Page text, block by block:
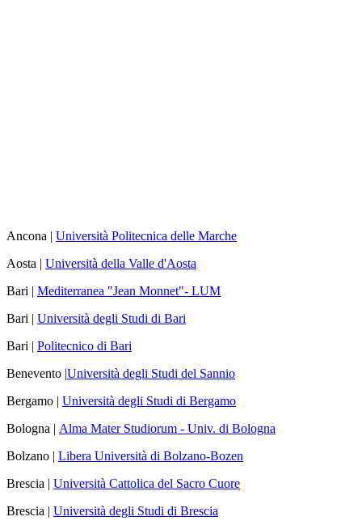
Ancona | Università Politecnica delle Marche
Aosta | Università della Valle d'Aosta
Bari | Mediterranea "Jean Monnet"- LUM
Bari | Università degli Studi di Bari
Bari | Politecnico di Bari
Benevento |Università degli Studi del Sannio
Bergamo | Università degli Studi di Bergamo
Bologna | Alma Mater Studiorum - Univ. di Bologna
Bolzano | Libera Università di Bolzano-Bozen
Brescia | Università Cattolica del Sacro Cuore
Brescia | Università degli Studi di Brescia